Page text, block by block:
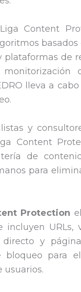
Content
plataformas de
lleva a
y
Content
de
para
Protection
URLs,
y
bloqueo para
usuarios.